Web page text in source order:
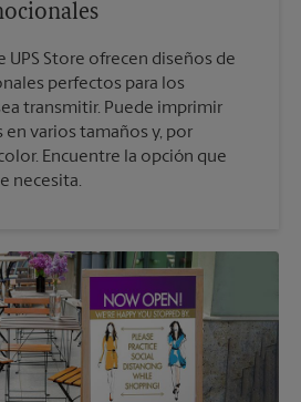
UPS Store ofrecen diseños de
perfectos para los
transmitir. Puede imprimir
en varios tamaños y, por
Encuentre la opción que
necesita.